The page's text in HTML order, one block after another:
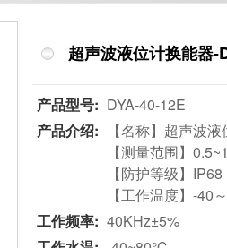
超声波液位计换能器-
产品型号: DYA-40-12E
产品介绍:
【名称】超声波
【测量范围】
【防护等级】IP68
【工作温度】-40
工作频率: 40KHz±5%